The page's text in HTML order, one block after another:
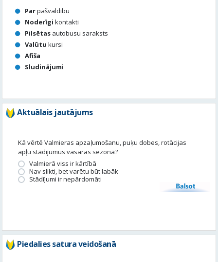
Parpašvaldību
Noderīgi kontakti
Pilsētas autobusu saraksts
Valūtu kursi
Afiša
Sludinājumi
Aktuālais jautājums
Kā vērtē Valmieras apzaļumošanu, puķu dobes, rotācijas
apļu stādījumus vasaras sezonā?
Valmierā viss ir kārtībā
Nav slikti, bet varētu būt labāk
Stādījumi ir nepārdomāti
Balsot
Piedalies satura veidošanā